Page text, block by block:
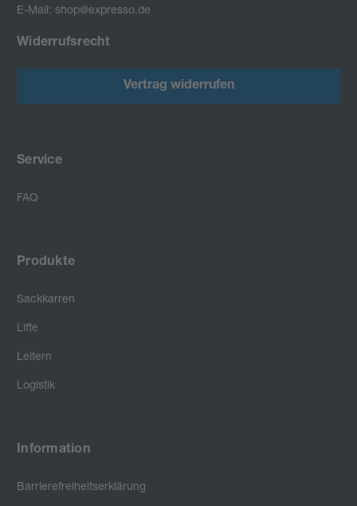
E-Mail: shop@expresso.de
Widerrufsrecht
Vertrag widerrufen
Service
FAQ
Produkte
Sackkarren
Lifte
Leitern
Logistik
Information
Barrierefreiheitserklärung